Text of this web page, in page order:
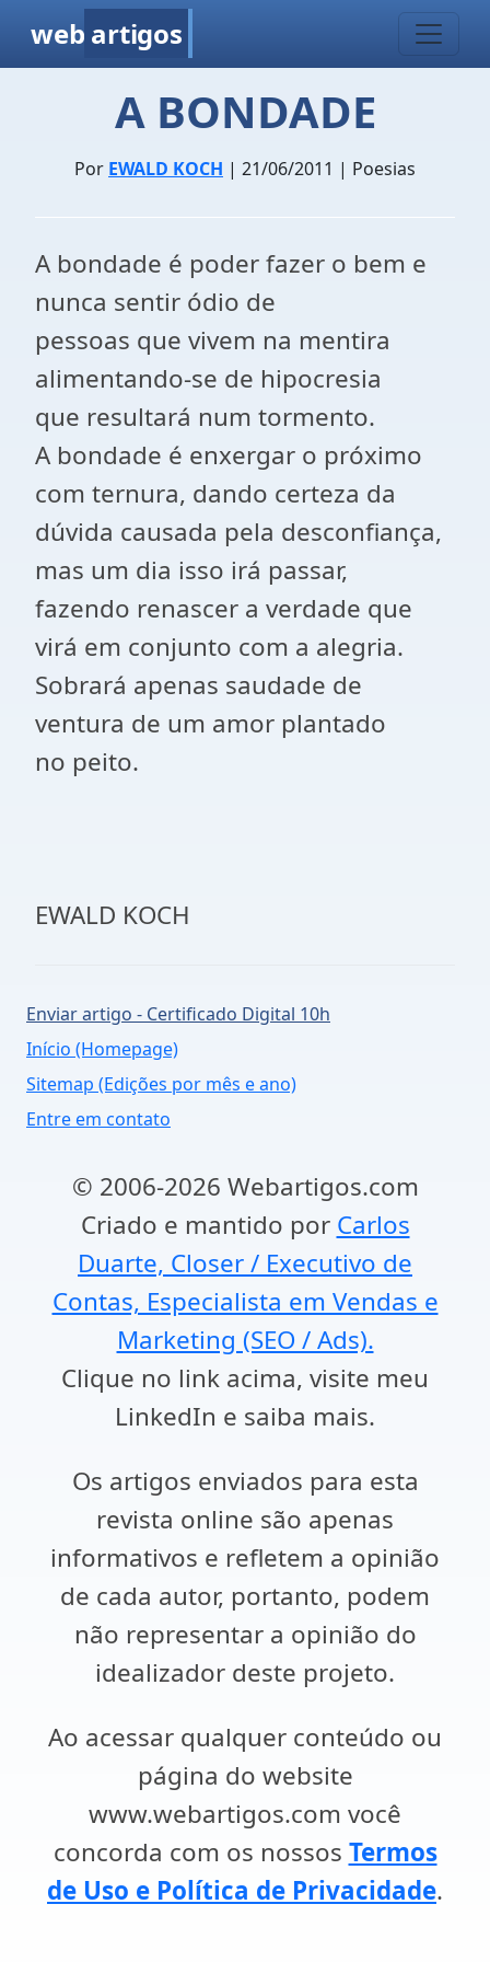
web artigos
A BONDADE
Por EWALD KOCH | 21/06/2011 | Poesias
A bondade é poder fazer o bem e
nunca sentir ódio de
pessoas que vivem na mentira
alimentando-se de hipocresia
que resultará num tormento.
A bondade é enxergar o próximo
com ternura, dando certeza da
dúvida causada pela desconfiança,
mas um dia isso irá passar,
fazendo renascer a verdade que
virá em conjunto com a alegria.
Sobrará apenas saudade de
ventura de um amor plantado
no peito.
EWALD KOCH
Enviar artigo - Certificado Digital 10h
Início (Homepage)
Sitemap (Edições por mês e ano)
Entre em contato
© 2006-2026 Webartigos.com
Criado e mantido por Carlos
Duarte, Closer / Executivo de
Contas, Especialista em Vendas e
Marketing (SEO / Ads).
Clique no link acima, visite meu
LinkedIn e saiba mais.
Os artigos enviados para esta
revista online são apenas
informativos e refletem a opinião
de cada autor, portanto, podem
não representar a opinião do
idealizador deste projeto.
Ao acessar qualquer conteúdo ou
página do website
www.webartigos.com você
concorda com os nossos Termos
de Uso e Política de Privacidade.